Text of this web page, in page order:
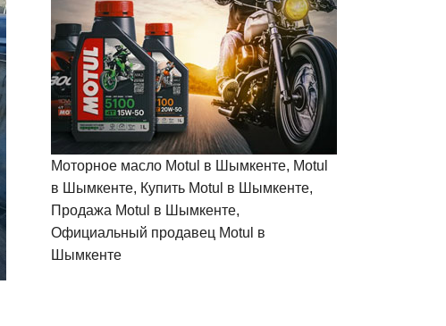
Моторное масло Motul в Шымкенте, Motul
в Шымкенте, Купить Motul в Шымкенте,
Продажа Motul в Шымкенте,
Официальный продавец Motul в
Шымкенте